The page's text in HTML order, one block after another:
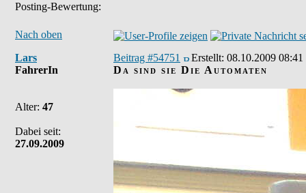
Posting-Bewertung:
Nach oben
Lars
FahrerIn
Alter: 47
Dabei seit:
27.09.2009
Beitrag #54751 Erstellt: 08.10.2009 08:41
Da sind sie Die Automaten